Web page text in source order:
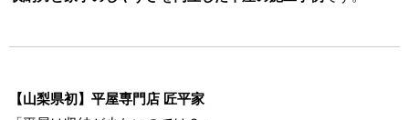
【山梨県初】平屋専門店 匠平家